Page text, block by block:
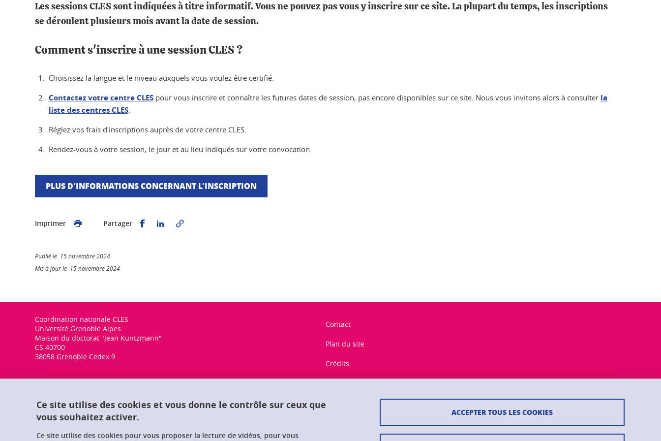
Les sessions CLES sont indiquées à titre informatif. Vous ne pouvez pas vous y inscrire sur ce site. La plupart du temps, les inscriptions
se déroulent plusieurs mois avant la date de session.
Comment s'inscrire à une session CLES ?
Choisissez la langue et le niveau auxquels vous voulez être certifié.
Contactez votre centre CLES pour vous inscrire et connaître les futures dates de session, pas encore disponibles sur ce site. Nous vous invitons alors à consulter la
liste des centres CLES.
Réglez vos frais d'inscriptions auprès de votre centre CLES.
Rendez-vous à votre session, le jour et au lieu indiqués sur votre convocation.
PLUS D'INFORMATIONS CONCERNANT L'INSCRIPTION
Imprimer Partager Partager sur Facebook
Partager sur LinkedIn
Publié le 15 novembre 2024
Mis à jour le 15 novembre 2024
Coordination nationale CLES
Université Grenoble Alpes
Maison du doctorat "Jean Kuntzmann"
CS 40700
38058 Grenoble Cedex 9
Contact
Plan du site
Crédits
Données personnelles
Gestion des cookies
Ce site utilise des cookies et vous donne le contrôle sur ceux que
vous souhaitez activer.
Ce site utilise des cookies pour vous proposer la lecture de vidéos, pour vous
ACCEPTER TOUS LES COOKIES